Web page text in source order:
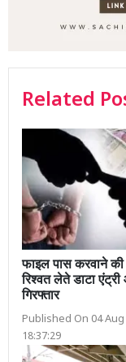
Related
फाइल पास करवाने
रिश्वत लेते डाटा
गिरफ्तार
Published On 04 Aug
18:37:29